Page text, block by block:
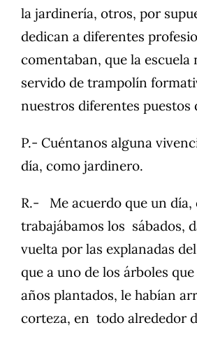
la jardinería, otros, por
dedican a diferentes
comentaban, que la escuela
servido de trampolín
nuestros diferentes puestos
P.- Cuéntanos alguna
día, como jardinero.
R.- Me acuerdo que un día,
trabajábamos los sábados,
vuelta por las explanadas
que a uno de los árboles
años plantados, le habían
corteza, en todo alrededor